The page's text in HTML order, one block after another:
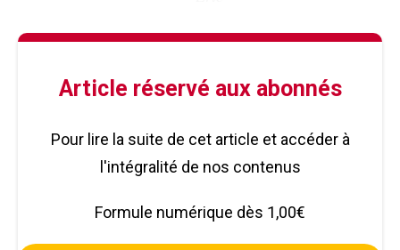
Article réservé aux abonnés
Pour lire la suite de cet article et accéder à
l'intégralité de nos contenus
Formule numérique dès 1,00€